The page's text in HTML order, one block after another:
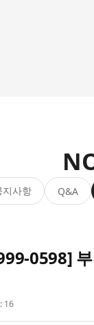
지사항 Q&A
0598]
16